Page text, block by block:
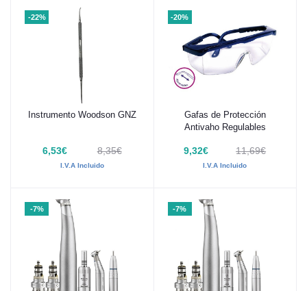
-22%
Añadir al carrito
Instrumento Woodson GNZ
6,53€ 8,35€
I.V.A Incluido
-20%
Añadir al carrito
Gafas de Protección
Antivaho Regulables
9,32€ 11,69€
I.V.A Incluido
-7% -7%